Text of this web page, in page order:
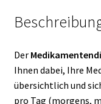
Der
Ihnen dabei, Ihre
übersichtlich und
pro Tag (morgens,